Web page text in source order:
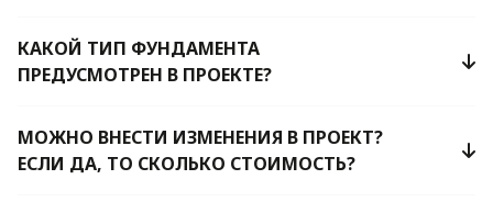
КАКОЙ ТИП ФУНДАМЕНТА
ПРЕДУСМОТРЕН В ПРОЕКТЕ?
МОЖНО ВНЕСТИ ИЗМЕНЕНИЯ В ПРОЕКТ?
ЕСЛИ ДА, ТО СКОЛЬКО СТОИМОСТЬ?